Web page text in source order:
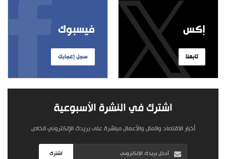
فيسبوك
سجل إعجابك
إكس
تابعنا
اشترك في النشرة الأسبوعية
أخبار الاقتصاد والمال والأعمال مباشرة على بريدك الإلكتروني الخاص
اشترك